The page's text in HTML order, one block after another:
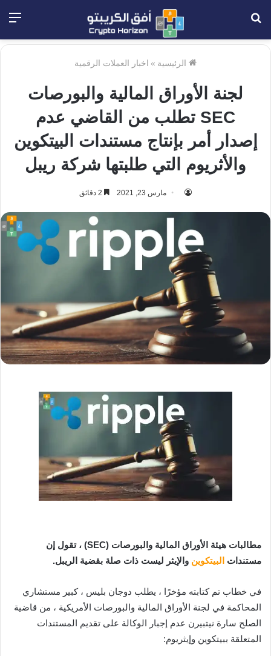
الرئيسية » اخبار العملات الرقمية
لجنة الأوراق المالية والبورصات
SEC تطلب من القاضي عدم
إصدار أمر بإنتاج مستندات البيتكوين
والأثريوم التي طلبتها شركة ريبل
مارس 23, 2021
مطالبات هيئة الأوراق المالية والبورصات (SEC) ، تقول إن
مستندات البيتكوين والإيثر ليست ذات صلة بقضية الريبل.
في خطاب تم كتابته مؤخرًا ، يطلب دوجان بليس ، كبير مستشاري
المحاكمة في لجنة الأوراق المالية والبورصات الأمريكية ، من قاضية
الصلح سارة نيتبيرن عدم إجبار الوكالة على تقديم المستندات
المتعلقة ببيتكوين وإيثريوم: